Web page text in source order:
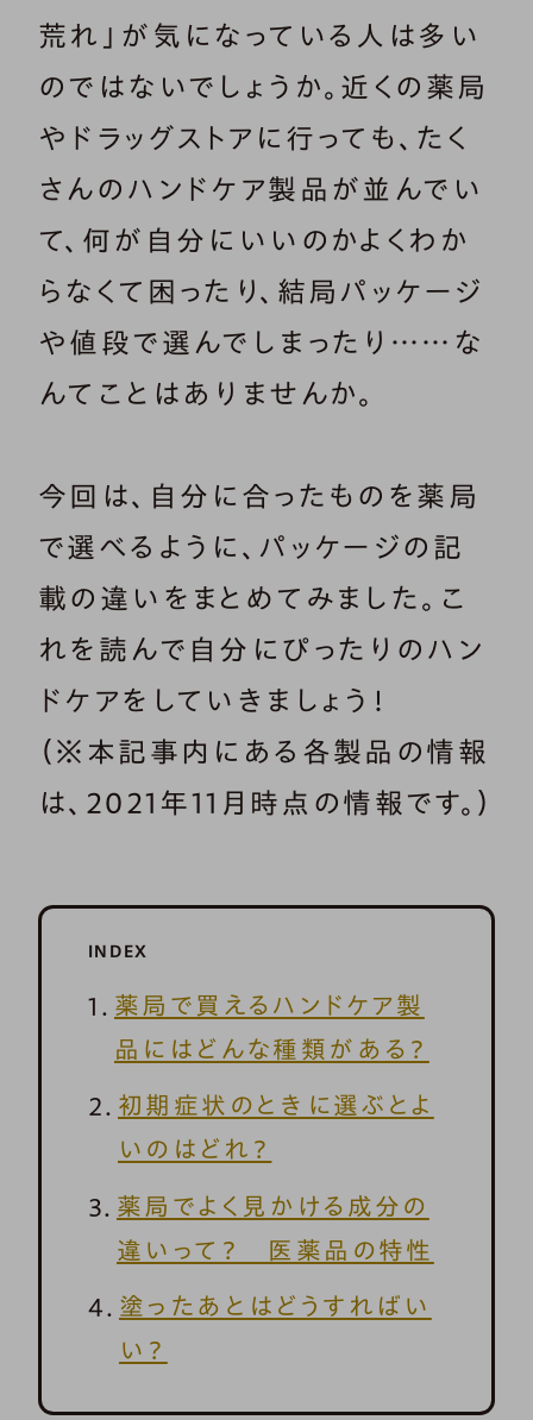
荒れ」が気になっている人は多い
のではないでしょうか。近くの薬局
やドラッグストアに行っても、たく
さんのハンドケア製品が並んでい
て、何が自分にいいのかよくわか
らなくて困ったり、結局パッケージ
や値段で選んでしまったり……な
んてことはありませんか。
今回は、自分に合ったものを薬局
で選べるように、パッケージの記
載の違いをまとめてみました。こ
れを読んで自分にぴったりのハン
ドケアをしていきましょう！
（※本記事内にある各製品の情報
は、2021年11月時点の情報です。）
INDEX
薬局で買えるハンドケア製
品にはどんな種類がある？
初期症状のときに選ぶとよ
いのはどれ？
薬局でよく見かける成分の
違いって？ 医薬品の特性
塗ったあとはどうすればい
い？